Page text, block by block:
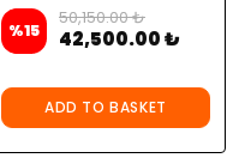
%15
50,150.00 ₺
42,500.00 ₺
ADD TO BASKET